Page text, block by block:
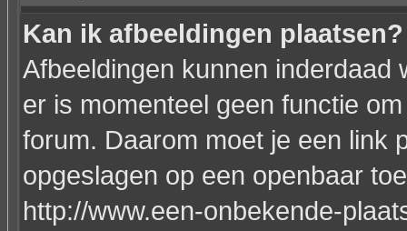
Kan ik afbeeldingen plaatsen?
Afbeeldingen kunnen inderdaad
er is momenteel geen functie
forum. Daarom moet je een link
opgeslagen op een openbaar
http://www.een-onbekende-